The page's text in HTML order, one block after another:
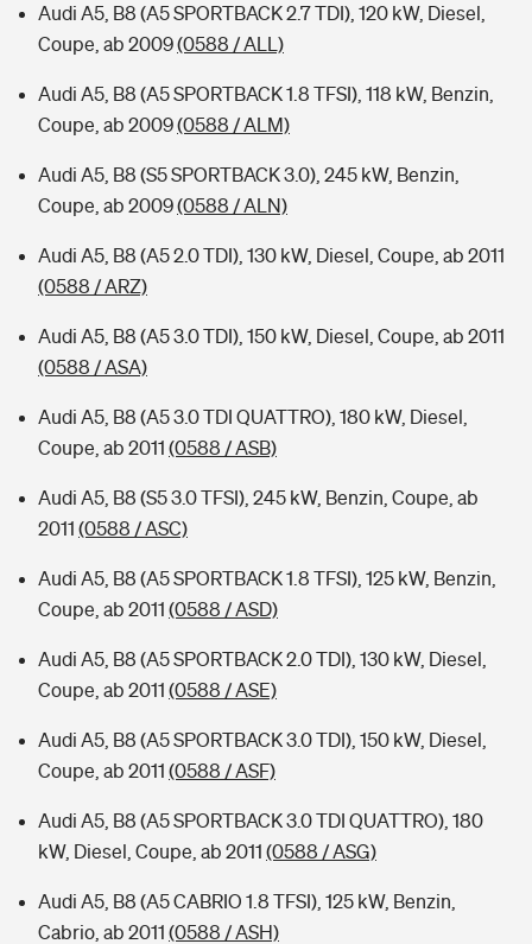
Audi A5, B8 (A5 SPORTBACK 2.7 TDI), 120 kW, Diesel,
Coupe, ab 2009(0588 / ALL)
Audi A5, B8 (A5 SPORTBACK 1.8 TFSI), 118 kW, Benzin,
Coupe, ab 2009(0588 / ALM)
Audi A5, B8 (S5 SPORTBACK 3.0), 245 kW, Benzin,
Coupe, ab 2009(0588 / ALN)
Audi A5, B8 (A5 2.0 TDI), 130 kW, Diesel, Coupe, ab 2011
(0588 / ARZ)
Audi A5, B8 (A5 3.0 TDI), 150 kW, Diesel, Coupe, ab 2011
(0588 / ASA)
Audi A5, B8 (A5 3.0 TDI QUATTRO), 180 kW, Diesel,
Coupe, ab 2011 (0588 / ASB)
Audi A5, B8 (S5 3.0 TFSI), 245 kW, Benzin, Coupe, ab
2011 (0588 / ASC)
Audi A5, B8 (A5 SPORTBACK 1.8 TFSI), 125 kW, Benzin,
Coupe, ab 2011 (0588 / ASD)
Audi A5, B8 (A5 SPORTBACK 2.0 TDI), 130 kW, Diesel,
Coupe, ab 2011 (0588 / ASE)
Audi A5, B8 (A5 SPORTBACK 3.0 TDI), 150 kW, Diesel,
Coupe, ab 2011 (0588 / ASF)
Audi A5, B8 (A5 SPORTBACK 3.0 TDI QUATTRO), 180
kW, Diesel, Coupe, ab 2011 (0588 / ASG)
Audi A5, B8 (A5 CABRIO 1.8 TFSI), 125 kW, Benzin,
Cabrio, ab 2011 (0588 / ASH)